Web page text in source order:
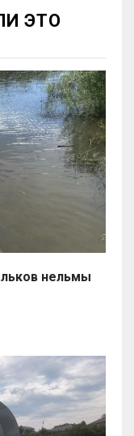
ЭТО
нельмы